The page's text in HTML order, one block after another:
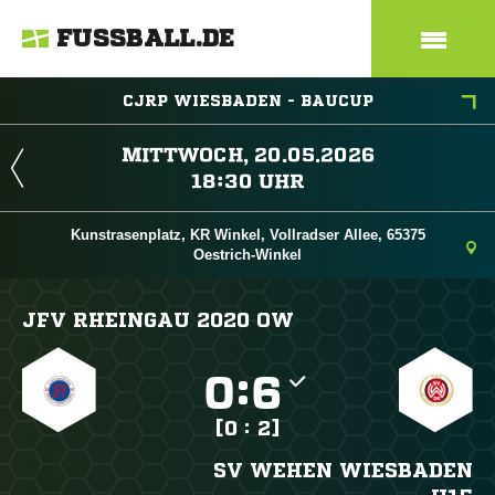
FUSSBALL.DE
CJRP WIESBADEN - BAUCUP
 
 
Kunstrasenplatz, KR Winkel, Vollradser Allee, 65375
Oestrich-Winkel
JFV RHEINGAU 2020 OW
:
[0 : 2]
SV WEHEN WIESBADEN